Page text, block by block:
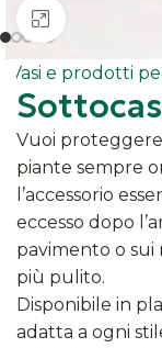
Clicca per
Vasi e prodotti
Vuoi
piante sempre
l’accessorio
eccesso dopo
pavimento o
più pulito.
Disponibile in
adatta a ogni